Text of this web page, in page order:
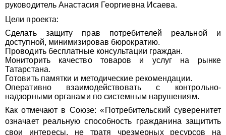
руководитель Анастасия Георгиевна Исаева.
Цели проекта:
Сделать защиту прав потребителей реальной и
доступной, минимизировав бюрократию.
Проводить бесплатные консультации граждан.
Мониторить качество товаров и услуг на рынке
Татарстана.
Готовить памятки и методические рекомендации.
Оперативно взаимодействовать с контрольно-
надзорными органами по системным нарушениям.
Как отмечают в Союзе: «Потребительский суверенитет
означает реальную способность гражданина защитить
свои интересы, не тратя чрезмерных ресурсов на